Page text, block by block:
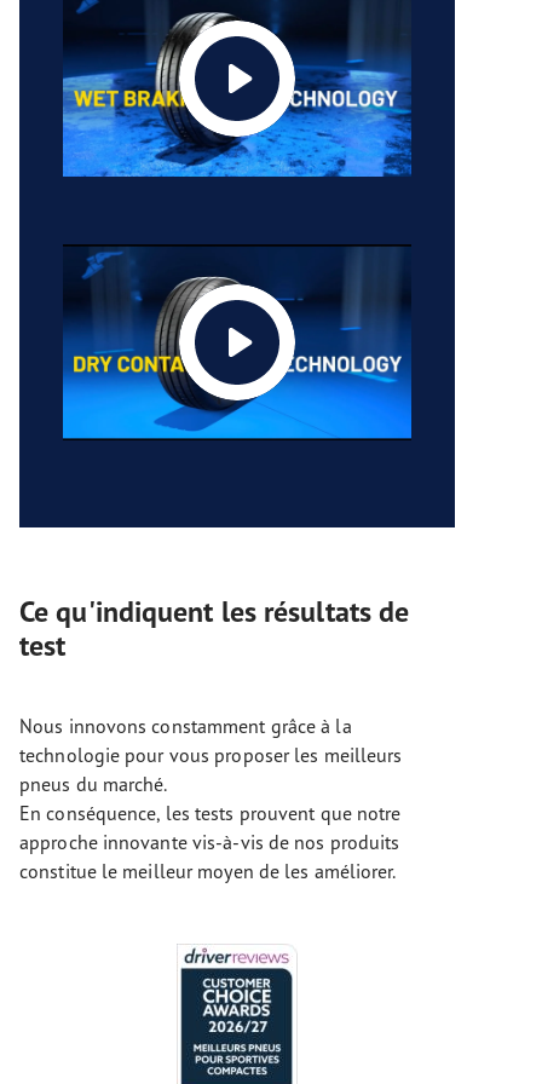
Ce qu'indiquent les résultats de
test
Nous innovons constamment grâce à la
technologie pour vous proposer les meilleurs
pneus du marché.
En conséquence, les tests prouvent que notre
approche innovante vis-à-vis de nos produits
constitue le meilleur moyen de les améliorer.